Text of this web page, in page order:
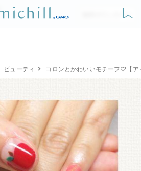
無料ダウンロード
ビューティ コロンとかわいいモチーフ♡【